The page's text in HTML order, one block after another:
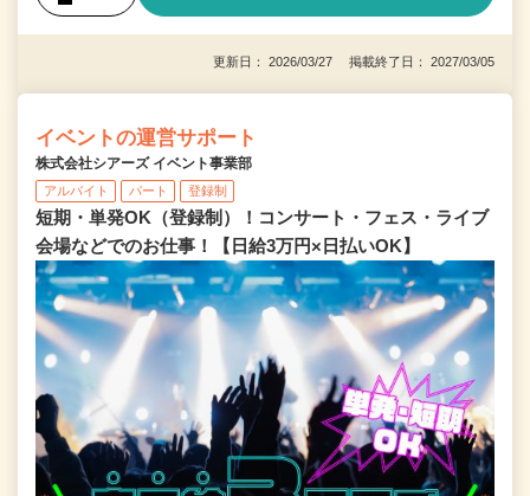
更新日： 2026/03/27 掲載終了日： 2027/03/05
イベントの運営サポート
株式会社シアーズ イベント事業部
アルバイト パート 登録制
短期・単発OK（登録制）！コンサート・フェス・ライブ
会場などでのお仕事！【日給3万円×日払いOK】